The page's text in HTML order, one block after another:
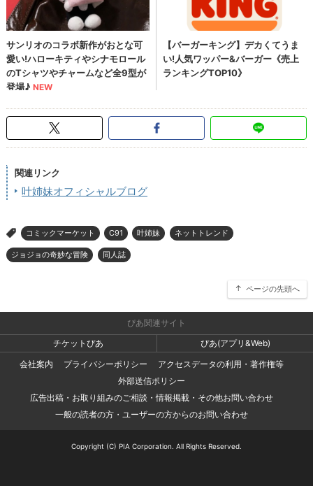
関連リンク
叶姉妹オフィシャルブログ
> コミックマーケット C91 叶姉妹 ネットトレンド
ジョジョの奇妙な冒険 同人誌
ページの先頭へ
ぴあ関連サイト
チケットぴあ
ぴあ(アプリ&Web)
会社案内
プライバシーポリシー
アクセスデータの利用・著作権等
外部送信ポリシー
広告出稿・お取り組みのご相談・情報掲載・その他お問い合わせ
一般の読者の方・ユーザーの方からのお問い合わせ
Copyright (C) PIA Corporation. All Rights Reserved.